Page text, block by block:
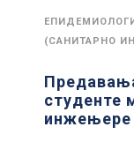
(САНИТАРНО
студенте
инжењере